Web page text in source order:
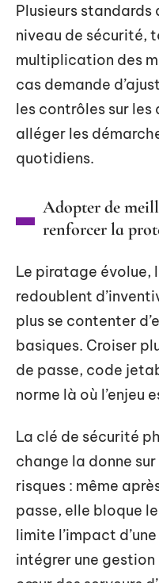
Plusieurs
niveau de sécurité,
multiplication des
cas demande
les contrôles sur
alléger les
quotidiens.
Adopter de
renforcer la
Le piratage évolue,
redoublent
plus se contenter
basiques. Croiser
de passe, code
norme là où l’enjeu
La clé de sécurité
change la donne
risques : même
passe, elle bloque
limite l’impact
intégrer une